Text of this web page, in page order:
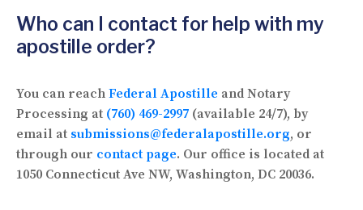
Who can I contact for help with my
apostille order?
You can reach Federal Apostille and Notary
Processing at (760) 469-2997 (available 24/7), by
email at submissions@federalapostille.org, or
through our contact page. Our office is located at
1050 Connecticut Ave NW, Washington, DC 20036.